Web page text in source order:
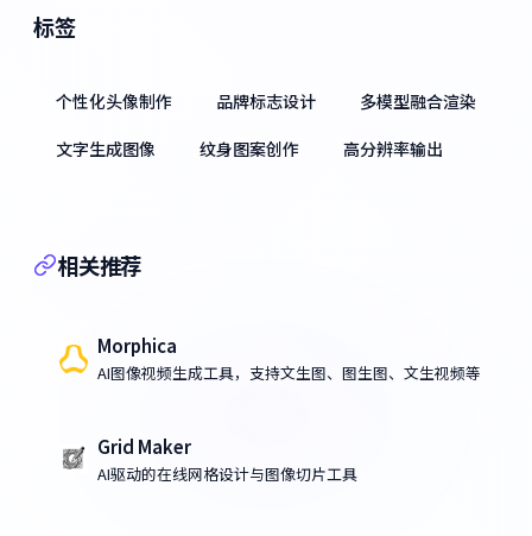
标签
个性化头像制作 品牌标志设计
多模型融合渲染
文字生成图像
纹身图案创作 高分辨率输出
相关推荐
Morphica
AI图像视频生成工具，支持文生图、图生图、文生视频等
Grid Maker
AI驱动的在线网格设计与图像切片工具